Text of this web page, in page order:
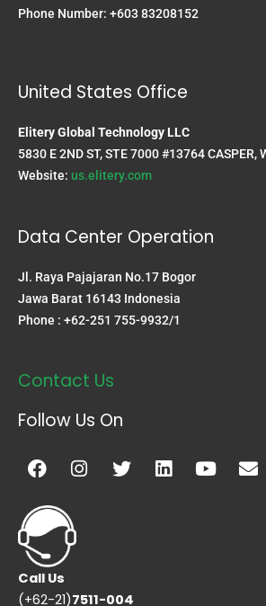
Phone Number: +603 83208152
United States Office
Elitery Global Technology LLC
5830 E 2ND ST, STE 7000 #13764 CASPER,
Website: us.elitery.com
Data Center Operation
Jl. Raya Pajajaran No.17 Bogor
Jawa Barat 16143 Indonesia
Phone : +62-251 755-9932/1
Contact Us
Follow Us On
Facebook
Instagram
TwitterLinkedin
Call Us
(+62-21)7511-004